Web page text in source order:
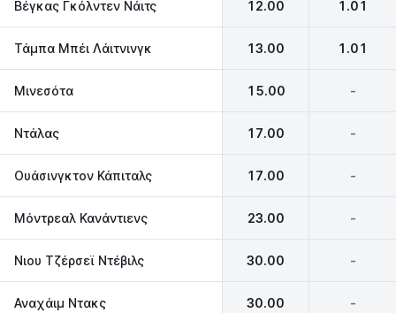
Βέγκας Γκόλντεν Νάιτς 12.00 1.01
Τάμπα Μπέι Λάιτνινγκ 13.00 1.01
Μινεσότα 15.00 -
Ντάλας 17.00 -
Ουάσινγκτον Κάπιταλς 17.00 -
Μόντρεαλ Κανάντιενς 23.00 -
Νιου Τζέρσεϊ Ντέβιλς 30.00 -
Αναχάιμ Ντακς 30.00 -